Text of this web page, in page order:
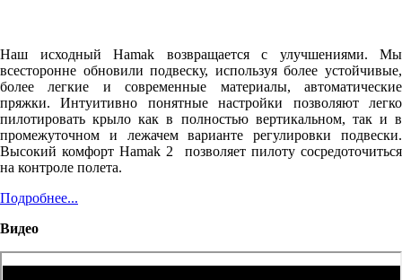
Наш исходный Hamak возвращается с улучшениями. Мы
всесторонне обновили подвеску, используя более устойчивые,
более легкие и современные материалы, автоматические
пряжки. Интуитивно понятные настройки позволяют легко
пилотировать крыло как в полностью вертикальном, так и в
промежуточном и лежачем варианте регулировки подвески.
Высокий комфорт Hamak 2 позволяет пилоту сосредоточиться
на контроле полета.
Подробнее...
Видео